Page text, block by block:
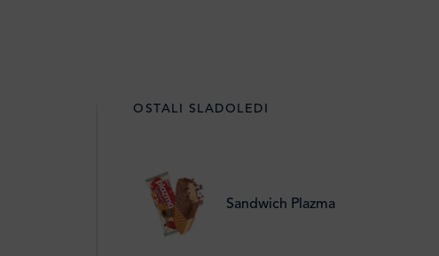
OSTALI SLADOLEDI
Sandwich Plazma